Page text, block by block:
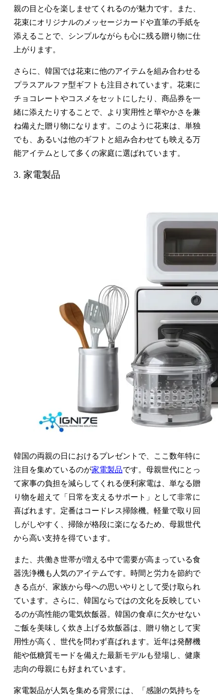
親の目と心を楽しませてくれるのが魅力です。また、
花束にオリジナルのメッセージカードや直筆の手紙を
添えることで、シンプルながらも心に残る贈り物に仕
上がります。
さらに、韓国では花束に他のアイテムを組み合わせる
プラスアルファ型ギフトも注目されています。花束に
チョコレートやコスメをセットにしたり、商品券を一
緒に添えたりすることで、より実用性と華やかさを兼
ね備えた贈り物になります。このように花束は、単独
でも、あるいは他のギフトと組み合わせても映える万
能アイテムとして多くの家庭に選ばれています。
3. 家電製品
韓国の両親の日におけるプレゼントで、ここ数年特に
注目を集めているのが家電製品です。母親世代にとっ
て家事の負担を減らしてくれる便利家電は、単なる贈
り物を超えて「日常を支えるサポート」として非常に
喜ばれます。定番はコードレス掃除機。軽量で取り回
しがしやすく、掃除が格段に楽になるため、母親世代
から高い支持を得ています。
また、共働き世帯が増える中で需要が高まっている食
器洗浄機も人気のアイテムです。時間と労力を節約で
きる点が、家族から母への思いやりとして受け取られ
ています。さらに、韓国ならではの文化を反映してい
るのが高性能の電気炊飯器。韓国の食卓に欠かせない
ご飯を美味しく炊き上げる炊飯器は、贈り物として実
用性が高く、世代を問わず喜ばれます。近年は発酵機
能や低糖質モードを備えた最新モデルも登場し、健康
志向の母親にも好まれています。
家電製品が人気を集める背景には、「感謝の気持ちを